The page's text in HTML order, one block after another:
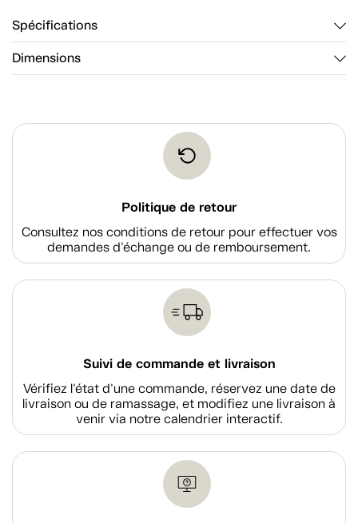
Spécifications
Dimensions
Politique de retour
Consultez nos conditions de retour pour effectuer vos
demandes d'échange ou de remboursement.
Suivi de commande et livraison
Vérifiez l'état d'une commande, réservez une date de
livraison ou de ramassage, et modifiez une livraison à
venir via notre calendrier interactif.